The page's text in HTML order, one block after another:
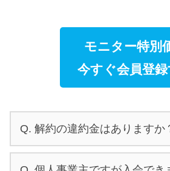
モニター特別
今すぐ会員登録
Q. 解約の違約金はありますか